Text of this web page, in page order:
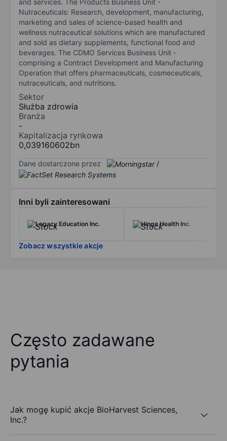
and services. The Products Business Unit -
Nutraceuticals: Research, development, manufacturing,
marketing and sales of science-based health and
wellness nutraceutical solutions which are manufactured
and sold as dietary supplements, functional food and
beverages. The CDMO Services Business Unit -
comprising a Contract Development and Manufacturing
Operation that offers pharmaceuticals, cosmeceuticals,
nutraceuticals, and nutritions.
Sektor
Służba zdrowia
Branża
-
Kapitalizacja rynkowa
0,039160602bn
Dane dostarczone przez /
Inni byli zainteresowani
Legacy Education Inc. Hinge Health Inc.
Zobacz wszystkie akcje
Często zadawane
pytania
Jak mogę kupić akcje BioHarvest Sciences,
Inc.?